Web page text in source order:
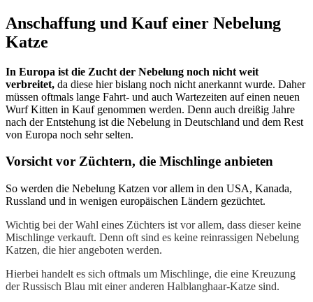
Anschaffung und Kauf einer Nebelung
Katze
In Europa ist die Zucht der Nebelung noch nicht weit
verbreitet, da diese hier bislang noch nicht anerkannt wurde. Daher
müssen oftmals lange Fahrt- und auch Wartezeiten auf einen neuen
Wurf Kitten in Kauf genommen werden. Denn auch dreißig Jahre
nach der Entstehung ist die Nebelung in Deutschland und dem Rest
von Europa noch sehr selten.
Vorsicht vor Züchtern, die Mischlinge anbieten
So werden die Nebelung Katzen vor allem in den USA, Kanada,
Russland und in wenigen europäischen Ländern gezüchtet.
Wichtig bei der Wahl eines Züchters ist vor allem, dass dieser keine
Mischlinge verkauft. Denn oft sind es keine reinrassigen Nebelung
Katzen, die hier angeboten werden.
Hierbei handelt es sich oftmals um Mischlinge, die eine Kreuzung
der Russisch Blau mit einer anderen Halblanghaar-Katze sind.